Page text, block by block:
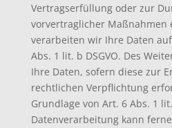
Vertragserfüllung oder zur
vorvertraglicher Maßnahmen
verarbeiten wir Ihre Daten
Abs. 1 lit. b DSGVO. Des
Ihre Daten, sofern diese zur
rechtlichen Verpflichtung
Grundlage von Art. 6 Abs. 1 lit.
Datenverarbeitung kann